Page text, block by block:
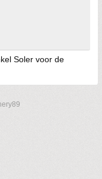
Soler voor de